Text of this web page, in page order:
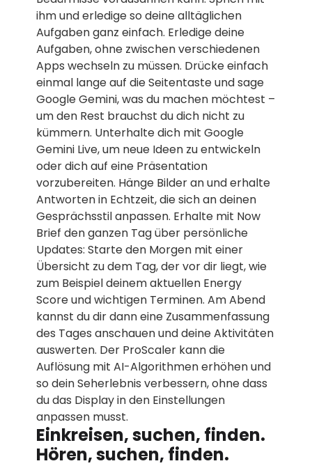
ihm und erledige so deine alltäglichen
Aufgaben ganz einfach. Erledige deine
Aufgaben, ohne zwischen verschiedenen
Apps wechseln zu müssen. Drücke einfach
einmal lange auf die Seitentaste und sage
Google Gemini, was du machen möchtest –
um den Rest brauchst du dich nicht zu
kümmern. Unterhalte dich mit Google
Gemini Live, um neue Ideen zu entwickeln
oder dich auf eine Präsentation
vorzubereiten. Hänge Bilder an und erhalte
Antworten in Echtzeit, die sich an deinen
Gesprächsstil anpassen. Erhalte mit Now
Brief den ganzen Tag über persönliche
Updates: Starte den Morgen mit einer
Übersicht zu dem Tag, der vor dir liegt, wie
zum Beispiel deinem aktuellen Energy
Score und wichtigen Terminen. Am Abend
kannst du dir dann eine Zusammenfassung
des Tages anschauen und deine Aktivitäten
auswerten. Der ProScaler kann die
Auflösung mit AI-Algorithmen erhöhen und
so dein Seherlebnis verbessern, ohne dass
du das Display in den Einstellungen
anpassen musst.
Einkreisen, suchen, finden.
Hören, suchen, finden.